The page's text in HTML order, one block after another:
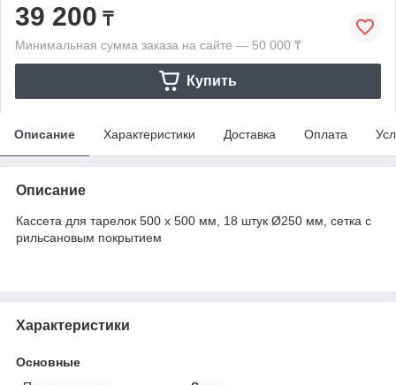
39 200 ₸
Минимальная сумма заказа на сайте — 50 000 ₸
Купить
Описание Характеристики Доставка Оплата
Описание
Кассета для тарелок 500 х 500 мм, 18 штук Ø250 мм, сетка с
рильсановым покрытием
Характеристики
Основные